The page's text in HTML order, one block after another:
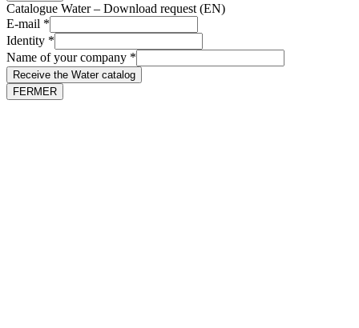
Catalogue Water – Download request (EN)
your
E-
mail
E-mail *
Identity *
Name of your company *
Receive the Water catalog
FERMER